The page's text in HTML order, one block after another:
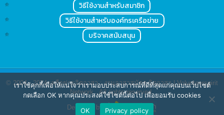
วิธีใช้งานสำหรับสมาชิก
วิธีใช้งานสำหรับองค์กรเครือข่าย
บริจาคสนับสนุน
© 2004 - 2024เครือข่ายจิตอาสา : งานอาสาสมัคร จิตอาสา | Volunteerspirit
Network. All rights reserved.
Designed by
เราใช้คุกกี้เพื่อให้แน่ใจว่าเรามอบประสบการณ์ที่ดีที่สุดแก่คุณบนเว็บไซต์
กดเลือก OK หากคุณประสงค์ใช้ไซต์นี้ต่อไป เพื่อยอมรับ cookies
OK
Privacy policy